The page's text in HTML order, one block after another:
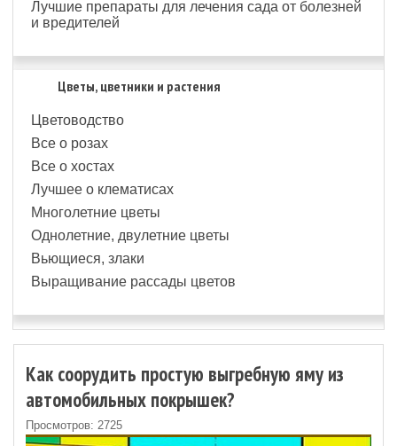
Лучшие препараты для лечения сада от болезней
и вредителей
Цветы, цветники и растения
Цветоводство
Все о розах
Все о хостах
Лучшее о клематисах
Многолетние цветы
Однолетние, двулетние цветы
Вьющиеся, злаки
Выращивание рассады цветов
Как соорудить простую выгребную яму из
автомобильных покрышек?
Просмотров: 2725